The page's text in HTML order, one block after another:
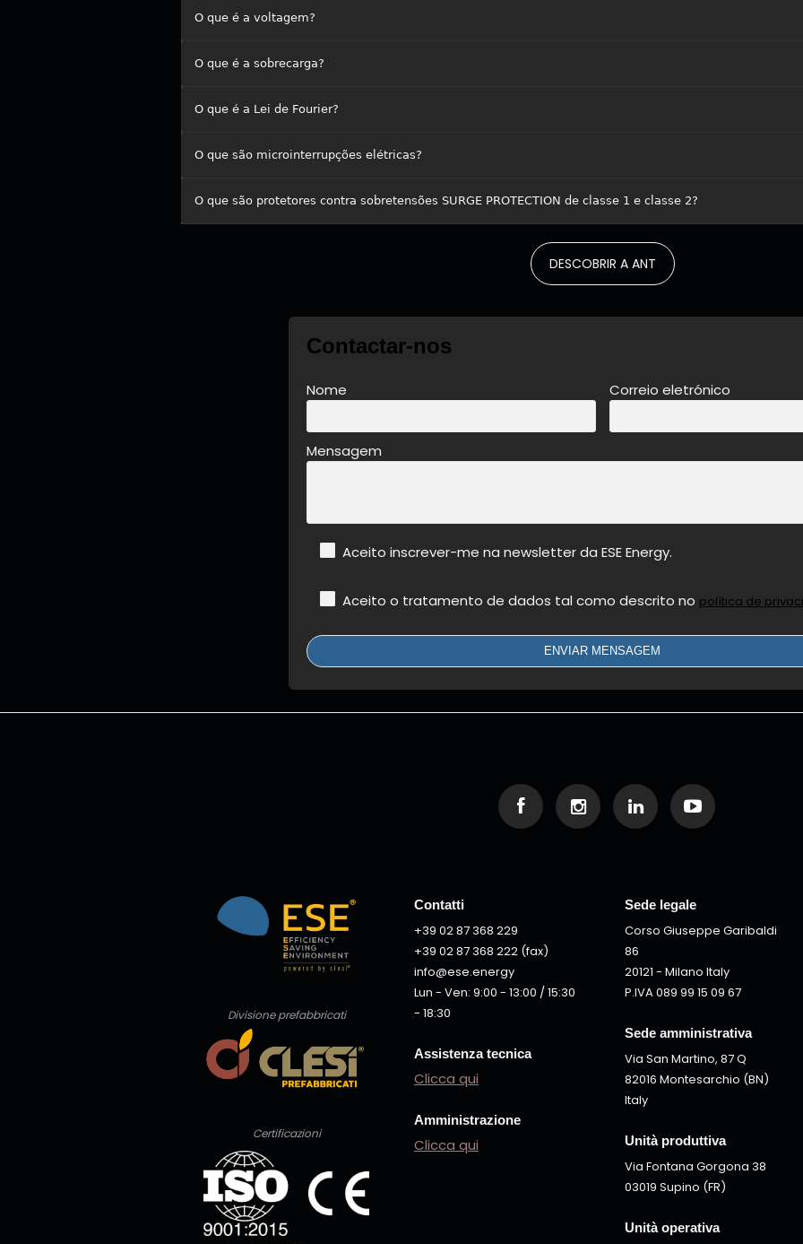
O que é a voltagem?
O que é a sobrecarga?
O que é a Lei de Fourier?
O que são microinterrupções elétricas?
O que são protetores contra sobretensões SURGE PROTECTION de classe 1 e classe 2?
DESCOBRIR A ANT
Contactar-nos
Nome Correio eletrónico
Mensagem
Aceito inscrever-me na newsletter da ESE Energy.
Aceito o tratamento de dados tal como descrito no política de
Divisione prefabbricati
Certificazioni
Contatti
+39 02 87 368 229
+39 02 87 368 222 (fax)
info@ese.energy
Lun - Ven: 9:00 - 13:00 / 15:30
- 18:30
Assistenza tecnica
Clicca qui
Amministrazione
Clicca qui
Sede legale
Corso Giuseppe Garibaldi
86
20121 - Milano Italy
P.IVA 089 99 15 09 67
Sede amministrativa
Via San Martino, 87 Q
82016 Montesarchio (BN)
Italy
Unità produttiva
Via Fontana Gorgona 38
03019 Supino (FR)
Unità operativa